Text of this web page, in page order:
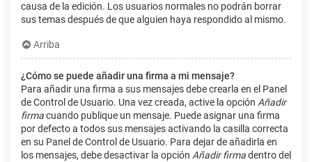
causa de la edición. Los usuarios normales no podrán borrar
sus temas después de que alguien haya respondido al mismo.
Arriba
¿Cómo se puede añadir una firma a mi mensaje?
Para añadir una firma a sus mensajes debe crearla en el Panel
de Control de Usuario. Una vez creada, active la opción Añadir
firmacuando publique un mensaje. Puede asignar una firma
por defecto a todos sus mensajes activando la casilla correcta
en su Panel de Control de Usuario. Para dejar de añadirla en
los mensajes, debe desactivar la opción Añadir firmadentro del